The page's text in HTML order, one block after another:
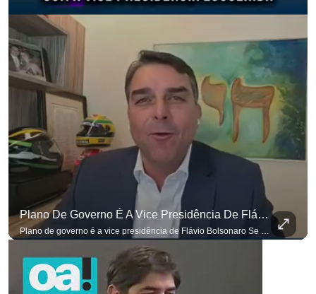
Plano De Governo É A Vice Presidência De Flávio Bolsonaro
Plano de governo é a vice presidência de Flávio Bolsonaro Se você busca informação com credibilidade, inscreva-se agora e ative o